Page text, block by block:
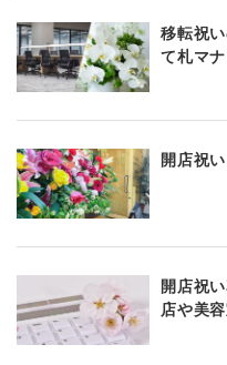
移転祝
て札マ
開店祝
開店祝
店や美